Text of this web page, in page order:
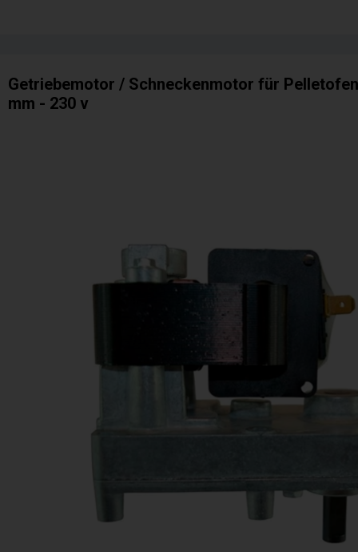
Getriebemotor / Schneckenmotor für
mm - 230 v